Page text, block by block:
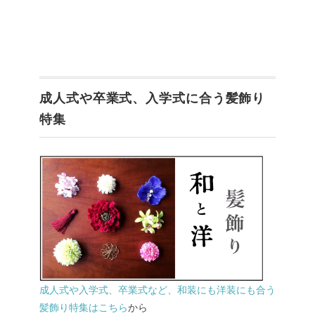
成人式や卒業式、入学式に合う髪飾り
特集
成人式や入学式、卒業式など、和装にも洋装にも合う
髪飾り特集はこちらから